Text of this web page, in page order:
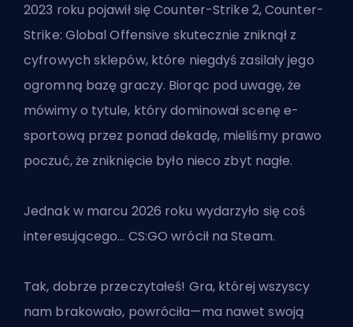
2023 roku pojawił się Counter-Strike 2, Counter-
Strike: Global Offensive skutecznie zniknął z
cyfrowych sklepów, które niegdyś zasilały jego
ogromną bazę graczy. Biorąc pod uwagę, że
mówimy o tytule, który dominował scenę e-
sportową przez ponad dekadę, mieliśmy prawo
poczuć, że zniknięcie było nieco zbyt nagłe.
Jednak w marcu 2026 roku wydarzyło się coś
interesującego… CS:GO wrócił na Steam.
Tak, dobrze przeczytałeś! Gra, której wszyscy
nam brakowało, powróciła—ma nawet swoją